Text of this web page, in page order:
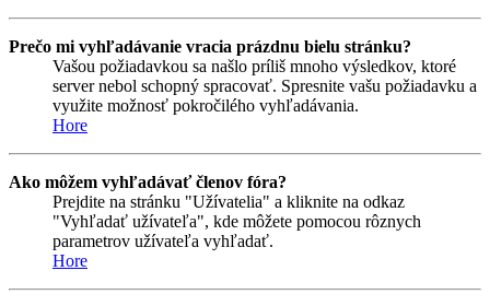
Prečo mi vyhľadávanie vracia prázdnu bielu stránku?
Vašou požiadavkou sa našlo príliš mnoho výsledkov, ktoré
server nebol schopný spracovať. Spresnite vašu požiadavku a
využite možnosť pokročilého vyhľadávania.
Hore
Ako môžem vyhľadávať členov fóra?
Prejdite na stránku "Užívatelia" a kliknite na odkaz
"Vyhľadať užívateľa", kde môžete pomocou rôznych
parametrov užívateľa vyhľadať.
Hore